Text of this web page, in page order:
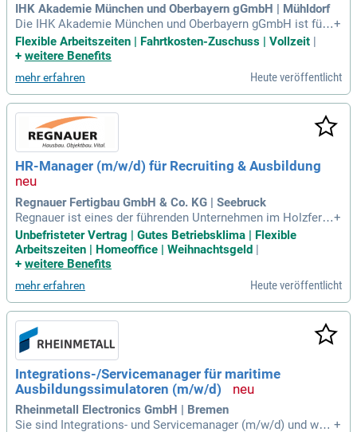
IHK Akademie München und Oberbayern gGmbH | Mühldorf
Die IHK Akademie München und Oberbayern gGmbH ist führ
end in der beruflichen Weiterbildung in der Region. Mit über
150 erfahrenen Mitarbeitenden unterstützen wir die Karriere
mischen Bereichen. Als zuverlässiger Partner der Wirtschaft
fördern wir die Personalentwicklung in Unternehmen und bie
ten individuell zugeschnittene Qualifizierungen an. Unsere S
chulungen finden in München und an weiteren Standorten in
Oberbayern statt, unterstützt durch ein modernes Tagungsze
ntrum in Feldkirchen-Westerham. Unsere Expertinnen und E
xperten planen und organisieren diverse Lehrgänge, darunter
digitale Formate. Kontaktieren Sie uns für eine persönliche
Beratung und starten Sie Ihre Weiterbildung noch heute!
+
Flexible Arbeitszeiten | Fahrtkosten-Zuschuss | Vollzeit
+ weitere Benefits
mehr erfahren Heute veröffentlicht
HR-Manager (m/w/d) für Recruiting & Ausbildung
Regnauer Fertigbau GmbH & Co. KG | Seebruck
Regnauer ist eines der führenden Unternehmen im Holzferti
gbau und steht seit über 95 Jahren für hochwertige, nachhal
tige Wohn- und Geschäftsgebäude. Wir suchen einen talenti
erten HR-Manager (m/w/d) für Recruiting und Ausbildung in
e Ausbildungsprogramme zu entwickeln und unser Recruitin
g auf das nächste Level zu heben. Sie steuern den gesamte
n Recruiting-Prozess, von der Ausschreibung bis zum Onboa
rding. Bei REGNAUER gestalten Sie nicht nur Karrieren, sond
ern tragen auch aktiv zu einem klimafreundlichen Bau bei. W
erden Sie Teil unseres engagierten Teams und fördern Sie z
ukünftige Talente!
+
Unbefristeter Vertrag | Gutes Betriebsklima | Flexible
Arbeitszeiten | Homeoffice | Weihnachtsgeld |
+ weitere Benefits
mehr erfahren Heute veröffentlicht
Integrations-/Servicemanager für maritime
Ausbildungssimulatoren (m/w/d)
Rheinmetall Electronics GmbH | Bremen
Sie sind Integrations- und Servicemanager (m/w/d) und wün +